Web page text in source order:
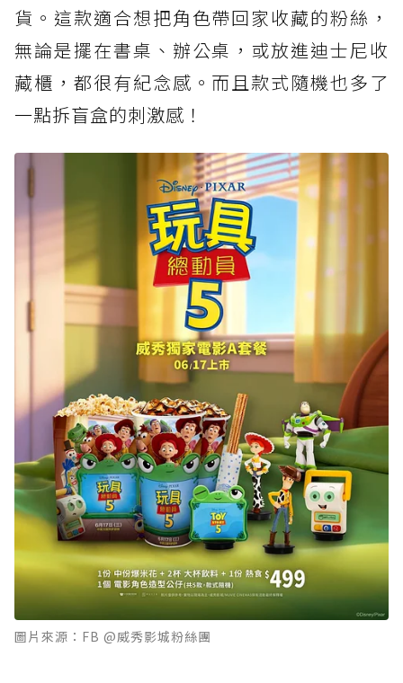
貨。這款適合想把角色帶回家收藏的粉絲，
無論是擺在書桌、辦公桌，或放進迪士尼收
藏櫃，都很有紀念感。而且款式隨機也多了
一點拆盲盒的刺激感！
圖片來源：FB @威秀影城粉絲團